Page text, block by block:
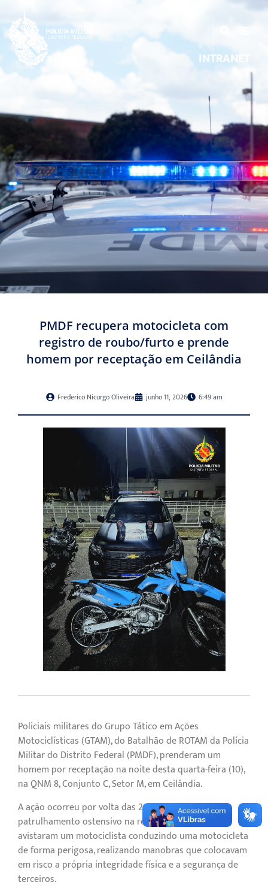
INTRANET
PMDF recupera motocicleta com
registro de roubo/furto e prende
homem por receptação em Ceilândia
Frederico Nicurgo Oliveira junho 11, 2026 6:49 am
Policiais militares do Grupo Tático em Ações
Motociclísticas (GTAM), do Batalhão de ROTAM da Polícia
Militar do Distrito Federal (PMDF), prenderam um
homem por receptação na noite desta quarta-feira (10),
na QNM 8, Conjunto C, Setor M, em Ceilândia.
A ação ocorreu por volta das 20h10, durante
patrulhamento ostensivo na região. Os policiais
avistaram um motociclista conduzindo uma motocicleta
de forma perigosa, realizando manobras que colocavam
em risco a própria integridade física e a segurança de
terceiros.